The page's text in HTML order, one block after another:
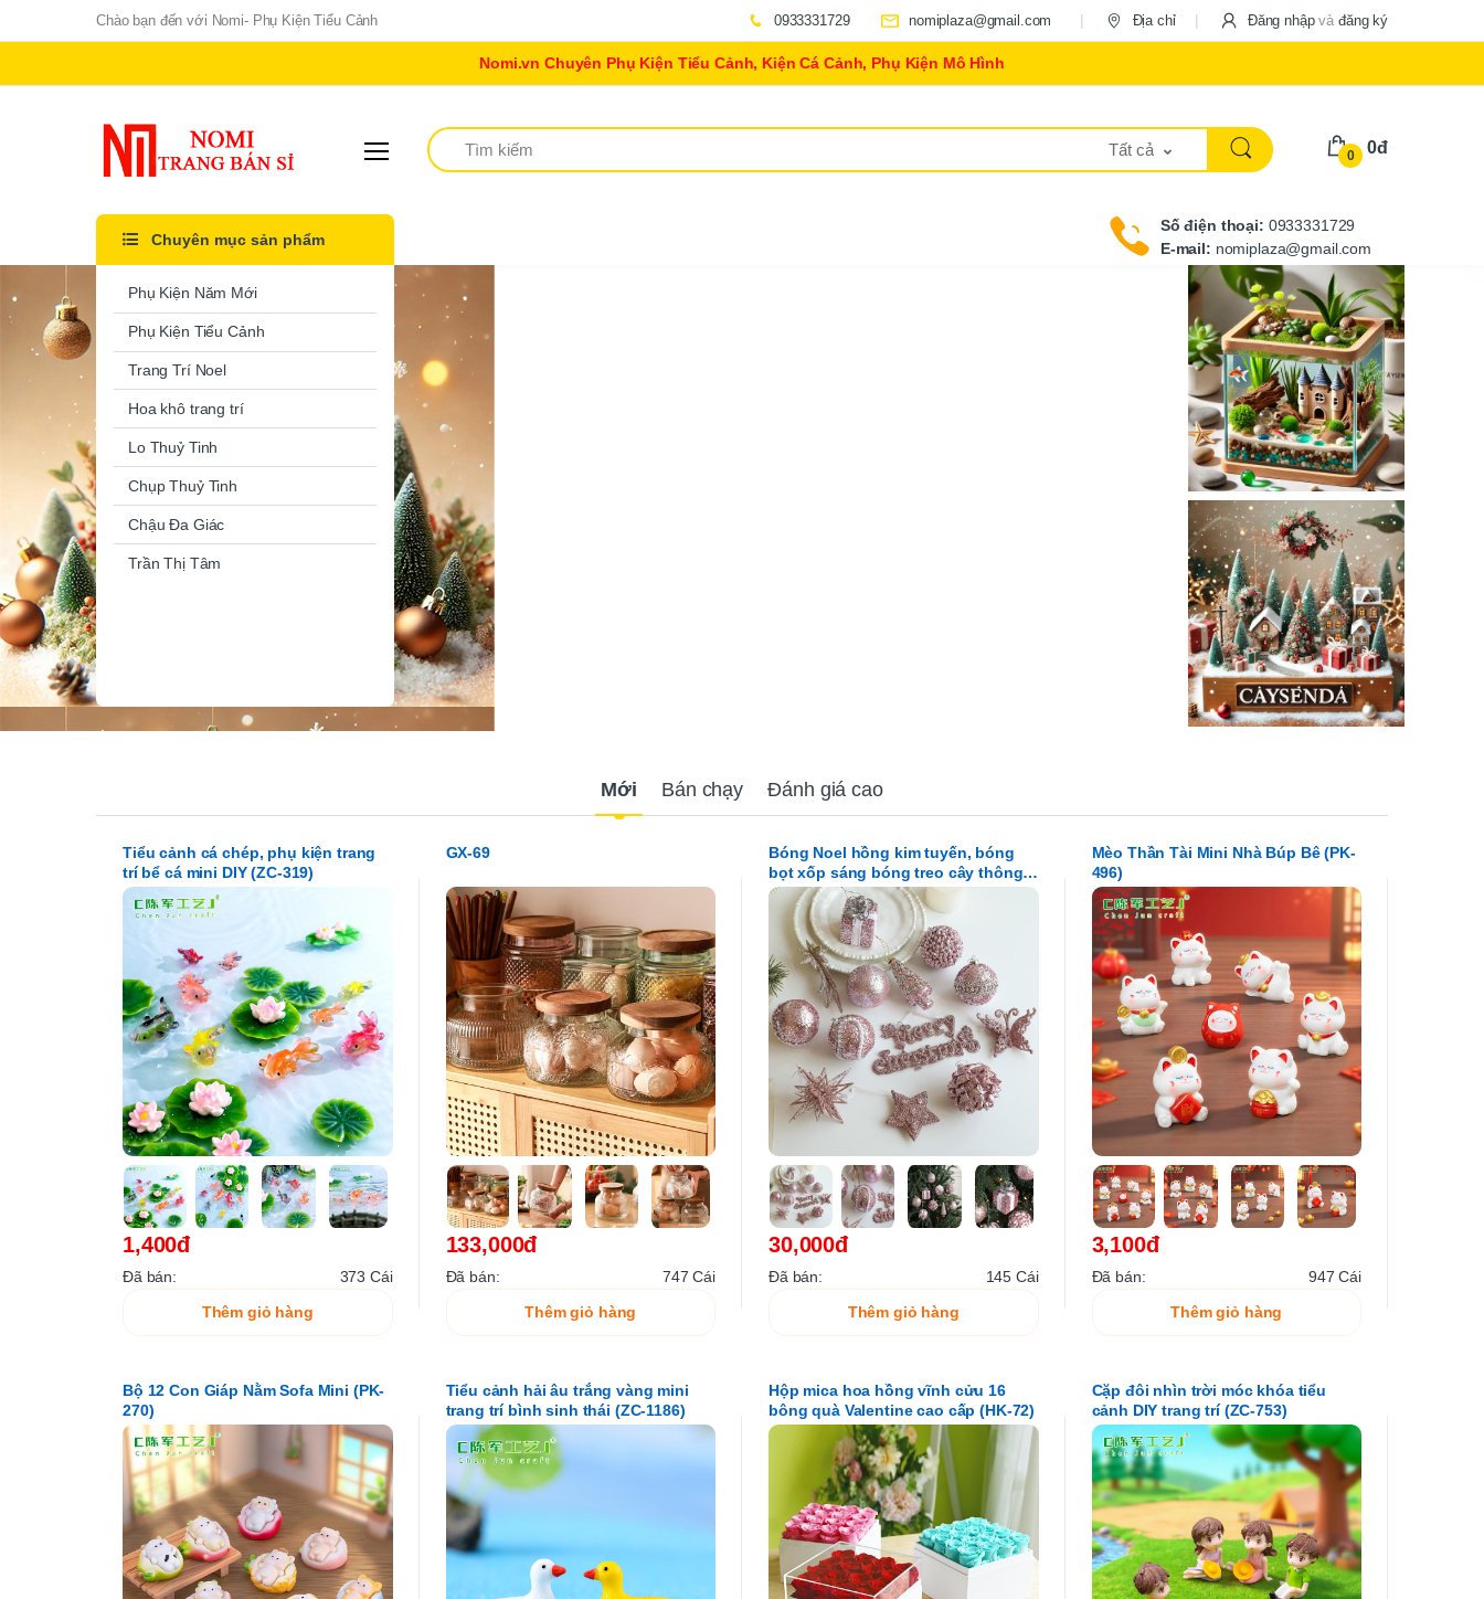
Chào bạn đến với Nomi- Phụ Kiện Tiểu Cảnh 0933331729 nomiplaza@gmail.com Địa chỉ Đăng nhập và đăng ký
Nomi.vn Chuyên Phụ Kiện Tiểu Cảnh, Kiện Cá Cảnh, Phụ Kiện Mô Hình
Tìm kiếm
Tất cả 0 0đ
Chuyên mục sản phẩm
Phụ Kiện Năm Mới
Phụ Kiện Tiểu Cảnh
Trang Trí Noel
Hoa khô trang trí
Lo Thuỷ Tinh
Chụp Thuỷ Tinh
Chậu Đa Giác
Trần Thị Tâm
Số điện thoại: 0933331729
E-mail: nomiplaza@gmail.com
Mới Bán chạy Đánh giá cao
Tiểu cảnh cá chép, phụ kiện trang
trí bể cá mini DIY (ZC-319)
1,400đ
Đã bán:
373 Cái
Thêm giỏ hàng
GX-69
133,000đ
Đã bán:
747 Cái
Thêm giỏ hàng
Bóng Noel hồng kim tuyến, bóng
bọt xốp sáng bóng treo cây thông
Noel, đồ trang trí Giáng Sinh sang
trọng
30,000đ
Đã bán:
145 Cái
Thêm giỏ hàng
Mèo Thần Tài Mini Nhà Búp Bê (PK-
496)
3,100đ
Đã bán:
947 Cái
Thêm giỏ hàng
Bộ 12 Con Giáp Nằm Sofa Mini (PK-
270)
Tiểu cảnh hải âu trắng vàng mini
trang trí bình sinh thái (ZC-1186)
Hộp mica hoa hồng vĩnh cửu 16
bông quà Valentine cao cấp (HK-72)
Cặp đôi nhìn trời móc khóa tiểu
cảnh DIY trang trí (ZC-753)